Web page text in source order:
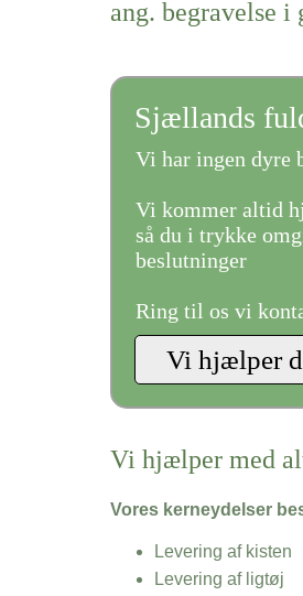
ang. begravelse
Sjællands
Vi har ingen dyre
Vi kommer altid
så du i trykke
beslutninger
Ring til os vi
Vi hjælper med
Vores kerneydelser
Levering af kisten
Levering af ligtøj